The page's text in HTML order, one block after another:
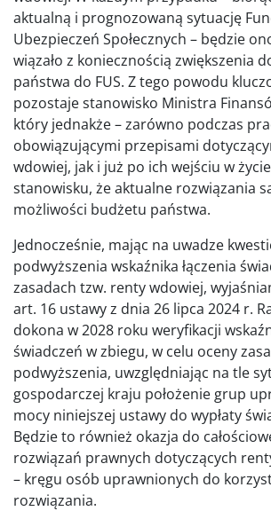
aktualną i prognozowaną sytuację
Ubezpieczeń Społecznych – będzie
wiązało z koniecznością zwiększenia
państwa do FUS. Z tego powodu
pozostaje stanowisko Ministra
który jednakże – zarówno podczas
obowiązującymi przepisami
wdowiej, jak i już po ich wejściu w
stanowisku, że aktualne rozwiązania
możliwości budżetu państwa.
Jednocześnie, mając na uwadze
podwyższenia wskaźnika łączenia
zasadach tzw. renty wdowiej,
art. 16 ustawy z dnia 26 lipca 2024 r.
dokona w 2028 roku weryfikacji
świadczeń w zbiegu, w celu oceny
podwyższenia, uwzględniając na tle
gospodarczej kraju położenie grup
mocy niniejszej ustawy do wypłaty
Będzie to również okazja do
rozwiązań prawnych dotyczących
– kręgu osób uprawnionych do
rozwiązania.